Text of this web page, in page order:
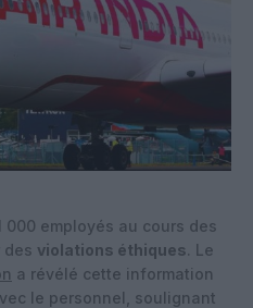
000 employés au cours des
des violations éthiques. Le
a révélé cette information
le personnel, soulignant